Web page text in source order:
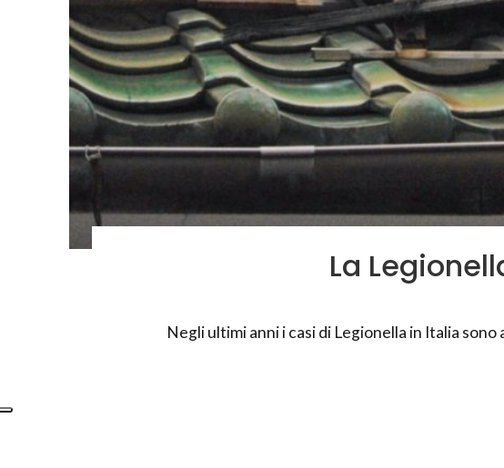
La
Negli ultimi anni i casi di Legionella in Italia